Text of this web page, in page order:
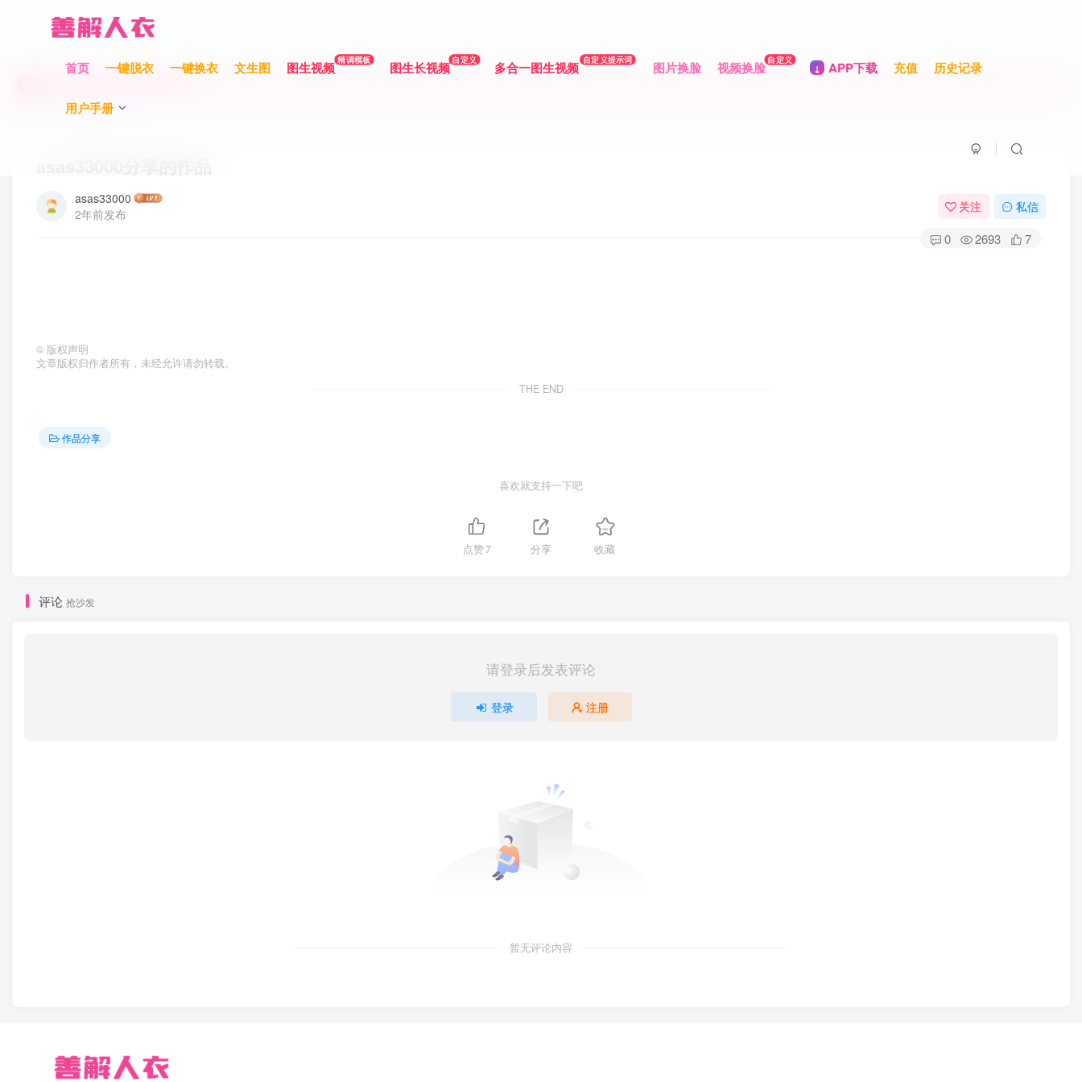
首页 一键脱衣 一键换衣 文生图 图生视频 精调模板 图生长视频 自定义 多合一图生视频 自定义提示词 图片换脸 视频换脸 自定义 APP下载 充值 历史记录
用户手册
充值限时巨惠，最高赠送700元！
充值限时巨惠，最高赠送700元！
asas33000
2年前发布
关注 私信
0 2693 7
© 版权声明
文章版权归作者所有，未经允许请勿转载。
THE END
作品分享
喜欢就支持一下吧
点赞7 分享 收藏
评论 抢沙发
请登录后发表评论
登录 注册
暂无评论内容